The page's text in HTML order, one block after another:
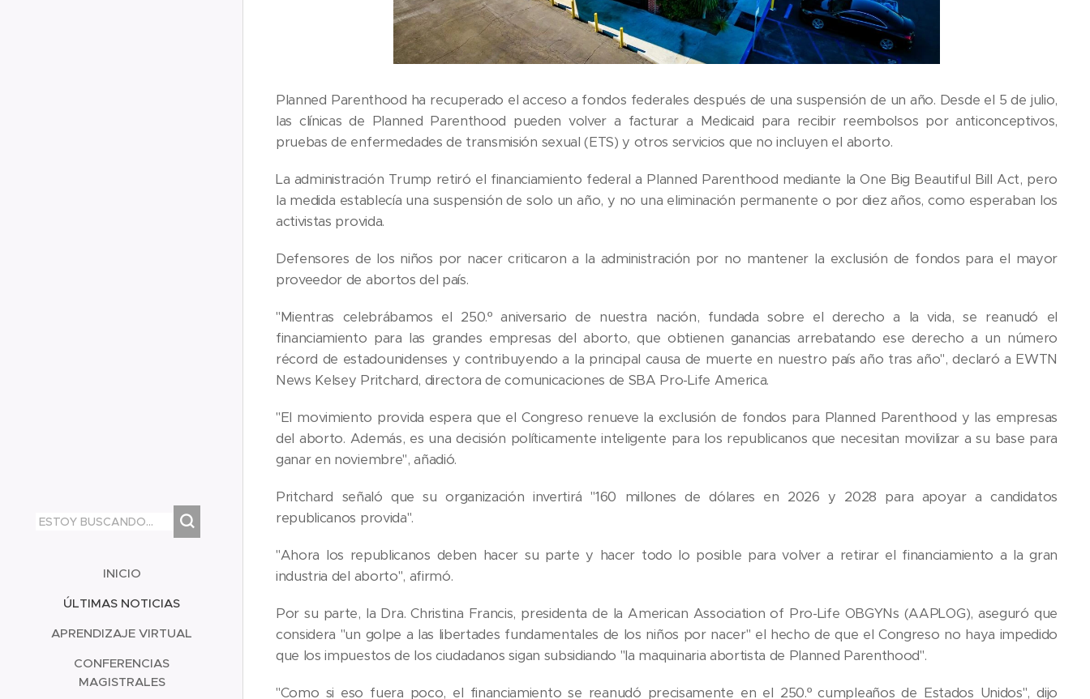
INICIO
ÚLTIMAS NOTICIAS
APRENDIZAJE VIRTUAL
CONFERENCIAS
MAGISTRALES
Planned Parenthood ha recuperado el acceso a fondos federales después de una suspensión de un año. Desde el 5 de julio,
las clínicas de Planned Parenthood pueden volver a facturar a Medicaid para recibir reembolsos por anticonceptivos,
pruebas de enfermedades de transmisión sexual (ETS) y otros servicios que no incluyen el aborto.
La administración Trump retiró el financiamiento federal a Planned Parenthood mediante la One Big Beautiful Bill Act, pero
la medida establecía una suspensión de solo un año, y no una eliminación permanente o por diez años, como esperaban los
activistas provida.
Defensores de los niños por nacer criticaron a la administración por no mantener la exclusión de fondos para el mayor
proveedor de abortos del país.
"Mientras celebrábamos el 250.º aniversario de nuestra nación, fundada sobre el derecho a la vida, se reanudó el
financiamiento para las grandes empresas del aborto, que obtienen ganancias arrebatando ese derecho a un número
récord de estadounidenses y contribuyendo a la principal causa de muerte en nuestro país año tras año", declaró a EWTN
News Kelsey Pritchard, directora de comunicaciones de SBA Pro-Life America.
"El movimiento provida espera que el Congreso renueve la exclusión de fondos para Planned Parenthood y las empresas
del aborto. Además, es una decisión políticamente inteligente para los republicanos que necesitan movilizar a su base para
ganar en noviembre", añadió.
Pritchard señaló que su organización invertirá "160 millones de dólares en 2026 y 2028 para apoyar a candidatos
republicanos provida".
"Ahora los republicanos deben hacer su parte y hacer todo lo posible para volver a retirar el financiamiento a la gran
industria del aborto", afirmó.
Por su parte, la Dra. Christina Francis, presidenta de la American Association of Pro-Life OBGYNs (AAPLOG), aseguró que
considera "un golpe a las libertades fundamentales de los niños por nacer" el hecho de que el Congreso no haya impedido
que los impuestos de los ciudadanos sigan subsidiando "la maquinaria abortista de Planned Parenthood".
"Como si eso fuera poco, el financiamiento se reanudó precisamente en el 250.º cumpleaños de Estados Unidos", dijo